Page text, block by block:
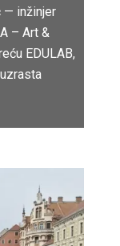
— inžinjer
– Art &
EDULAB,